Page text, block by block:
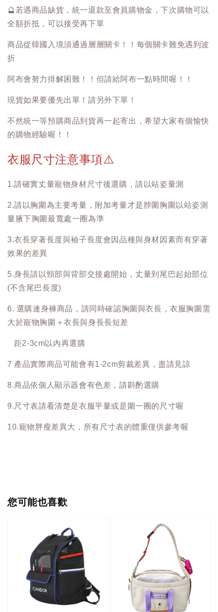
🔮 若遇商品缺貨，統一退款至會員購物金，下次購物可以
全額折抵，可以接受再下單
商品從韓國入境須通過層層關卡！！每個關卡難免遇到波
折
阿布會努力排解困難！！但請給阿布一點時間喔！！
現貨如果要優先出單！請另外下單！
不然統一等預購商品到貨再一起寄出，希望大家有個愉快
的購物經驗喔！！
衣服尺寸注意事項⚠️
1.請確實丈量寵物身材尺寸後選購，請以站姿量測
2.請以胸圍為主要考量，附加考量才是脖圍胸圍以站姿測
量腋下胸圍最寬處一圈為準
3.衣長穿著長度與袖子長度會因品種與身材因素而有穿著
效果的差異
5.身長請以頸部與背部交接處開始，丈量到尾巴起始部位
(不含尾巴長度)
6. 選購連身褲商品，請同時確認胸圍與衣長，衣服胸圍需
大於寵物胸圍＋衣長與身長長短差
距2-3cm以內再選購
7 產品實際商品可能會有1-2cm剪裁差異，盡請見諒
8.商品依個人顯示器會有色差，請斟酌選購
9.尺寸表請看清楚是衣服平量或是圍一圈的尺寸喔
10.寵物胖瘦差異大，所有尺寸表的體重僅供參考喔
您可能也喜歡